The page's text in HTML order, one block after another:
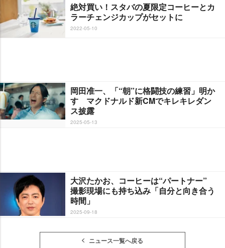
絶対買い！スタバの夏限定コーヒーとカ
ラーチェンジカップがセットに
2022-05-10
岡田准一、「“朝”に格闘技の練習」明か
す マクドナルド新CMでキレキレダン
ス披露
2025-05-13
大沢たかお、コーヒーは“パートナー”
撮影現場にも持ち込み「自分と向き合う
時間」
2025-09-18
ニュース一覧へ戻る